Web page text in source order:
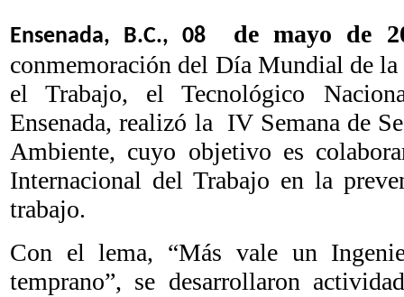
Ensenada, B.C., 08 de mayo de
conmemoración del Día Mundial de
el Trabajo, el Tecnológico
Ensenada, realizó la IV Semana de
Ambiente, cuyo objetivo es
Internacional del Trabajo en la
trabajo.
Con el lema, “Más vale un
temprano”, se desarrollaron